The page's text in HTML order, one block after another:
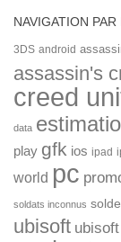
NAVIGATION
3DS android
assassin's
creed
data
play gfk ios ipad
world pc
soldats inconnus
ubisoft